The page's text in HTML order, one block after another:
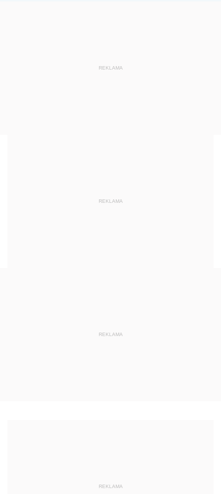
REKLAMA
REKLAMA
REKLAMA
REKLAMA